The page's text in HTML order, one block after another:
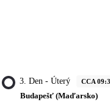
3. Den - Úterý CCA
Budapešť (Maďarsko)